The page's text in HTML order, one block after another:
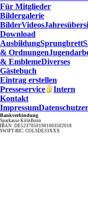
Für Mitglieder
Bildergalerie
BilderVideos
Download
AusbildungSprungbrett
& Ordnungen
& EmblemeDiverses
Gästebuch
Eintrag erstellen
Presseservice
Intern
Kontakt
Impressum
Bankverbindung
Sparkasse KölnBonn
IBAN: DE52370501981003502018
SWIFT-BIC: COLSDE33XXX